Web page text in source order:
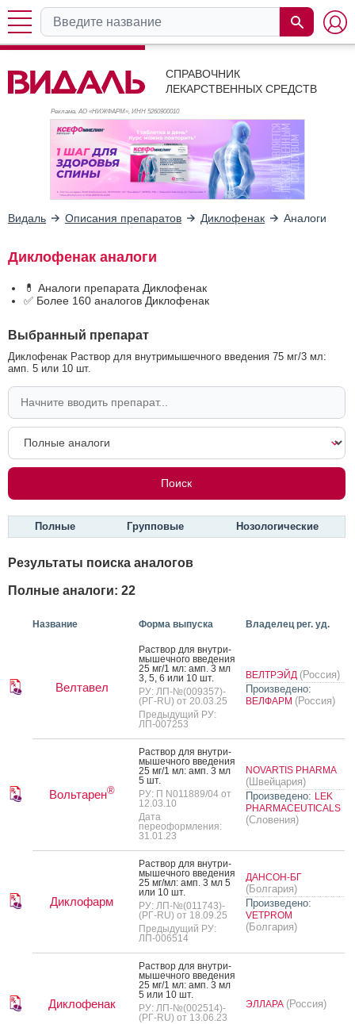
СПРАВОЧНИК
ЛЕКАРСТВЕННЫХ СРЕДСТВ
Реклама. АО «НИЖФАРМ», ИНН 5260900010
Видаль Описания препаратов Диклофенак Аналоги
Диклофенак аналоги
💊 Аналоги препарата Диклофенак
✅ Более 160 аналогов Диклофенак
Выбранный препарат
Диклофенак Раствор для внутримышечного введения 75 мг/3 мл:
амп. 5 или 10 шт.
Полные Групповые Нозологические
Результаты поиска аналогов
Полные аналоги: 22
Название Форма выпуска Владелец рег. уд.
Велтавел
Рас­твор для внут­ри­
мышеч­но­го вве­дения
25 мг/1 мл: амп. 3 мл
3, 5, 6 или 10 шт.
РУ: ЛП-№(009357)-
(РГ-RU) от 20.03.25
Предыдущий РУ:
ЛП-007253
ВЕЛТРЭЙД (Россия)
Произведено:
ВЕЛФАРМ (Россия)
Вольтарен®
Рас­твор для внут­ри­
мышеч­но­го вве­дения
25 мг/1 мл: амп. 3 мл
5 шт.
РУ: П N011889/04 от
12.03.10
Дата
переоформления:
31.01.23
NOVARTIS PHARMA
(Швейцария)
Произведено: LEK
PHARMACEUTICALS
(Словения)
Диклофарм
Рас­твор для внут­ри­
мышеч­но­го вве­дения
25 мг/мл: амп. 3 мл 5
или 10 шт.
РУ: ЛП-№(011743)-
(РГ-RU) от 18.09.25
Предыдущий РУ:
ЛП-006514
ДАНСОН-БГ
(Болгария)
Произведено:
VETPROM
(Болгария)
Диклофенак
Рас­твор для внут­ри­
мышеч­но­го вве­дения
25 мг/1 мл: амп. 3 мл
5 или 10 шт.
РУ: ЛП-№(002514)-
(РГ-RU) от 13.06.23
ЭЛЛАРА (Россия)